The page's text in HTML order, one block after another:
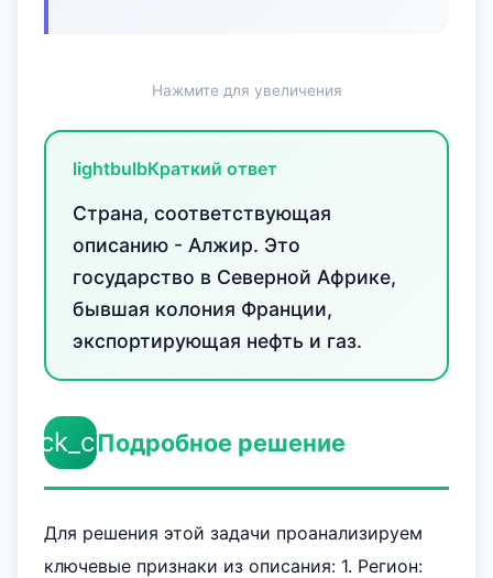
Нажмите для увеличения
lightbulbКраткий ответ
Страна, соответствующая
описанию - Алжир. Это
государство в Северной Африке,
бывшая колония Франции,
экспортирующая нефть и газ.
Подробное решение
Для решения этой задачи проанализируем
ключевые признаки из описания: 1. Регион: